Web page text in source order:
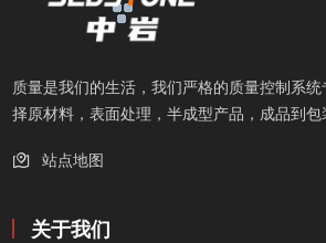
质量是我们的生活，我们严格的质量控制系
择原材料，表面处理，半成型产品，成品到包
站点地图
关于我们